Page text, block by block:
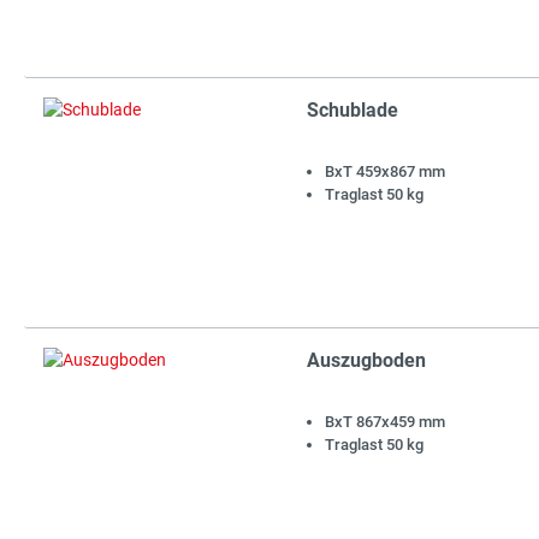
Schublade
BxT 459x867 mm
Traglast 50 kg
Auszugboden
BxT 867x459 mm
Traglast 50 kg